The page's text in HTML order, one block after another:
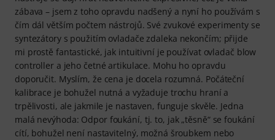
zábava – jsem z toho opravdu nadšený a nyní ho používám s
čím dál větším počtem nástrojů. Své zvukové experimenty se
syntezátory s použitím ovladače zdaleka nekončím; přijde
mi prostě fantastické, jak intuitivní je používat ovladač blow
controller a jeho četné artikulace. Mohu ho opravdu
doporučit. Myslím, že cena je docela rozumná. Počáteční
kalibrace je bohužel nutná a vyžaduje trochu hraní a
trpělivosti, ale jakmile je nastaven, funguje skvěle. Jedna
malá nevýhoda: Odpor foukání, tj. to, jak „těsně“ se foukání
cítí, bohužel není nastavitelný, možná šroubkem nebo